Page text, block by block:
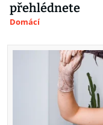
přehlédnete
Domácí